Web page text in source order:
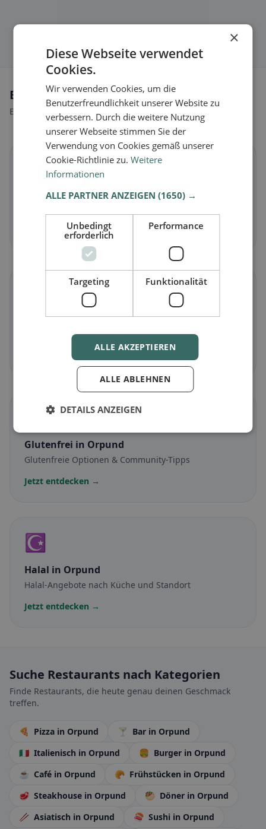
Ernährungsweisen in Orpund
Entdecke Restaurants passend zu deiner Ernährungsweise.
Vegan in Orpund
Jetzt entdecken →
Vegetarischin Orpund
Fleischlose Gerichte & vegetarische Klassiker
Jetzt entdecken →
🌾
Glutenfrei in Orpund
Glutenfreie Optionen & Community-Tipps
Jetzt entdecken →
☪️
Halal in Orpund
Halal-Angebote nach Küche und Standort
Jetzt entdecken →
Suche Restaurants nach Kategorien
Finde Restaurants, die heute genau deinen Geschmack
treffen.
🍕 Pizza in Orpund 🍸 Bar in Orpund
🇮🇹 Italienisch in Orpund 🍔 Burger in Orpund
☕ Café in Orpund 🥐 Frühstücken in Orpund
🥩 Steakhouse in Orpund 🥙 Döner in Orpund
🥢 Asiatisch in Orpund 🍣 Sushi in Orpund
×
Diese Webseite verwendet
Cookies.
Wir verwenden Cookies, um die
Benutzerfreundlichkeit unserer Website zu
verbessern. Durch die weitere Nutzung
unserer Webseite stimmen Sie der
Verwendung von Cookies gemäß unserer
Cookie-Richtlinie zu.Weitere
Informationen
ALLE PARTNER ANZEIGEN(1650) →
Unbedingt
erforderlich
Performance
Targeting Funktionalität
ALLE AKZEPTIEREN
ALLE ABLEHNEN
DETAILS ANZEIGEN